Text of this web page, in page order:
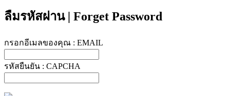
ลืมรหัสผ่าน | Forget Password
กรอกอีเมลของคุณ : EMAIL
รหัสยืนยัน : CAPCHA